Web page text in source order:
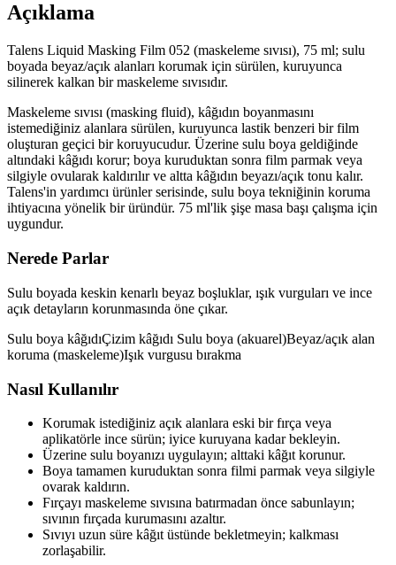
Açıklama
Talens Liquid Masking Film 052 (maskeleme sıvısı), 75 ml; sulu
boyada beyaz/açık alanları korumak için sürülen, kuruyunca
silinerek kalkan bir maskeleme sıvısıdır.
Maskeleme sıvısı (masking fluid), kâğıdın boyanmasını
istemediğiniz alanlara sürülen, kuruyunca lastik benzeri bir film
oluşturan geçici bir koruyucudur. Üzerine sulu boya geldiğinde
altındaki kâğıdı korur; boya kuruduktan sonra film parmak veya
silgiyle ovularak kaldırılır ve altta kâğıdın beyazı/açık tonu kalır.
Talens'in yardımcı ürünler serisinde, sulu boya tekniğinin koruma
ihtiyacına yönelik bir üründür. 75 ml'lik şişe masa başı çalışma için
uygundur.
Nerede Parlar
Sulu boyada keskin kenarlı beyaz boşluklar, ışık vurguları ve ince
açık detayların korunmasında öne çıkar.
Sulu boya kâğıdıÇizim kâğıdı Sulu boya (akuarel)Beyaz/açık alan
koruma (maskeleme)Işık vurgusu bırakma
Nasıl Kullanılır
Korumak istediğiniz açık alanlara eski bir fırça veya
aplikatörle ince sürün; iyice kuruyana kadar bekleyin.
Üzerine sulu boyanızı uygulayın; alttaki kâğıt korunur.
Boya tamamen kuruduktan sonra filmi parmak veya silgiyle
ovarak kaldırın.
Fırçayı maskeleme sıvısına batırmadan önce sabunlayın;
sıvının fırçada kurumasını azaltır.
Sıvıyı uzun süre kâğıt üstünde bekletmeyin; kalkması
zorlaşabilir.